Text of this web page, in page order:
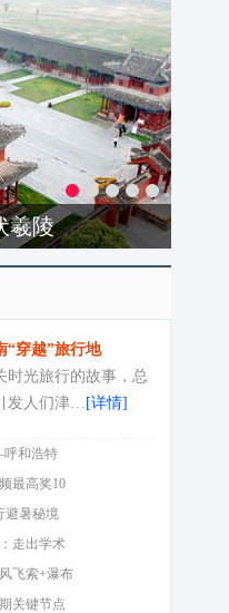
“穿越”旅行地
时光旅行的故事，总
发人们津… [详情]
和浩特
最高奖10
避暑秘境
走出学术
飞索+瀑布
关键节点